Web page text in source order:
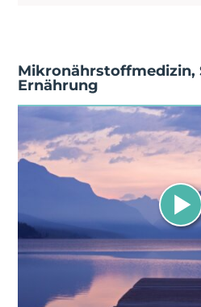
Mikronährstoffmedizin,
Ernährung